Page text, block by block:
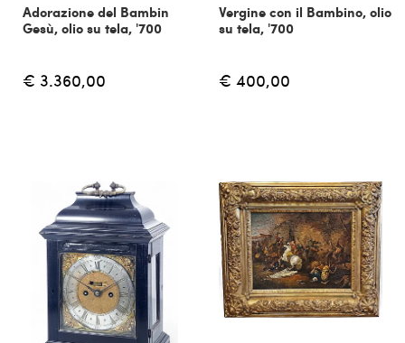
Adorazione del Bambin
Gesù, olio su tela, '700
€ 3.360,00
Vergine con il Bambino, olio
su tela, '700
€ 400,00